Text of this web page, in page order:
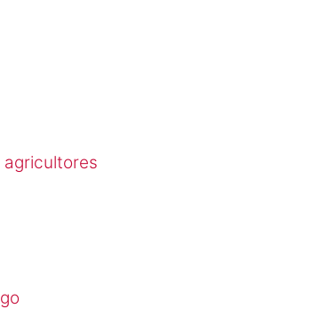
agricultores